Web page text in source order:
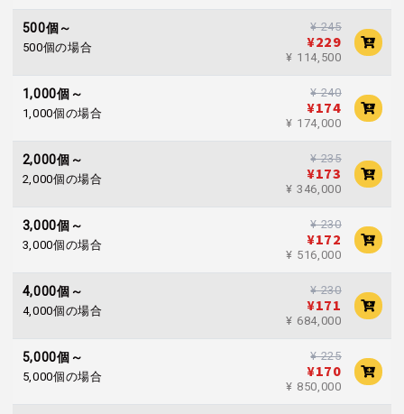
500個～
500個の場合
¥ 245
¥229
¥ 114,500
1,000個～
1,000個の場合
¥ 240
¥174
¥ 174,000
2,000個～
2,000個の場合
¥ 235
¥173
¥ 346,000
3,000個～
3,000個の場合
¥ 230
¥172
¥ 516,000
4,000個～
4,000個の場合
¥ 230
¥171
¥ 684,000
5,000個～
5,000個の場合
¥ 225
¥170
¥ 850,000